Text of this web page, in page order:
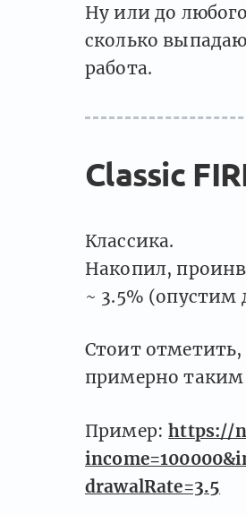
Ну или до
сколько
работа.
Classic
Классика.
Накопил,
~ 3.5% (опустим
Стоит отметить,
примерно таким
Пример:https://
drawalRate=3.5